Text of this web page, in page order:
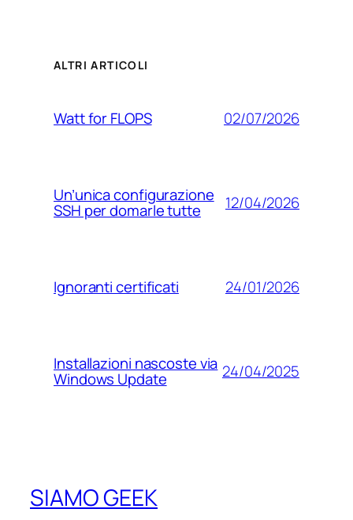
ALTRI ARTICOLI
Watt for FLOPS 02/07/2026
Un’unica configurazione
SSH per domarle tutte 12/04/2026
Ignoranti certificati 24/01/2026
Installazioni nascoste via
Windows Update 24/04/2025
SIAMO GEEK